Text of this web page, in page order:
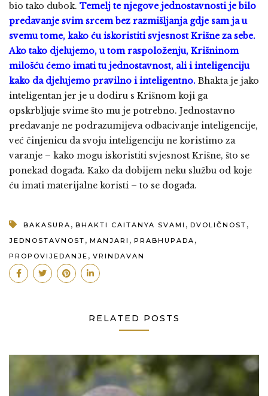
bio tako dubok. Temelj te njegove jednostavnosti je bilo
predavanje svim srcem bez razmišljanja gdje sam ja u
svemu tome, kako ću iskoristiti svjesnost Krišne za sebe.
Ako tako djelujemo, u tom raspoloženju, Krišninom
milošću ćemo imati tu jednostavnost, ali i inteligenciju
kako da djelujemo pravilno i inteligentno. Bhakta je jako
inteligentan jer je u dodiru s Krišnom koji ga
opskrbljuje svime što mu je potrebno. Jednostavno
predavanje ne podrazumijeva odbacivanje inteligencije,
već činjenicu da svoju inteligenciju ne koristimo za
varanje – kako mogu iskoristiti svjesnost Krišne, što se
ponekad događa. Kako da dobijem neku službu od koje
ću imati materijalne koristi – to se događa.
BAKASURA , BHAKTI CAITANYA SVAMI , DVOLIČNOST ,
JEDNOSTAVNOST , MANJARI , PRABHUPADA ,
PROPOVIJEDANJE , VRINDAVAN
RELATED POSTS